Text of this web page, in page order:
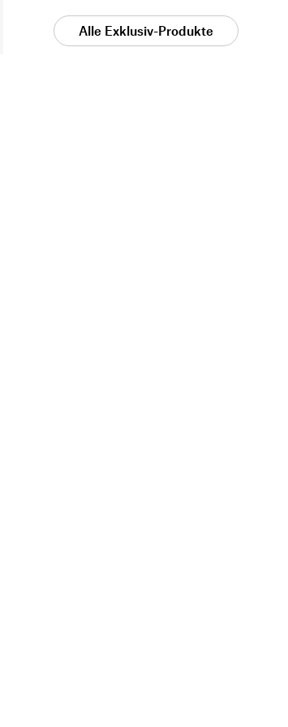
Alle Exklusiv-Produkte